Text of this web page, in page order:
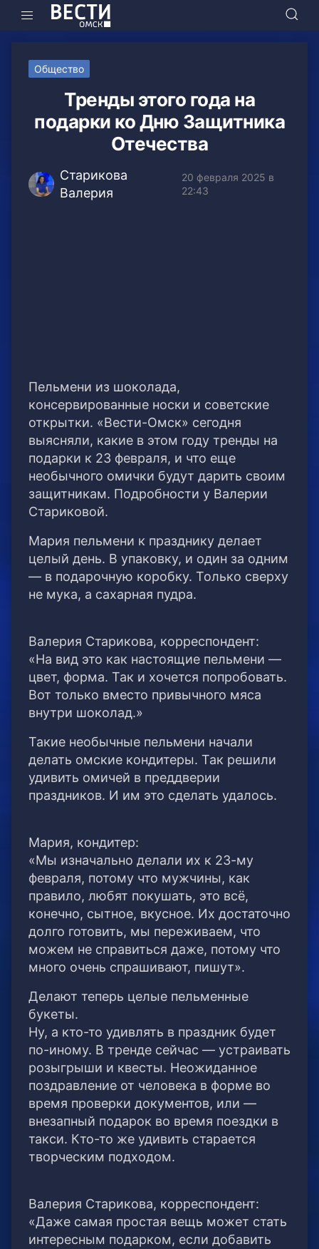
Общество
Тренды этого года на
подарки ко Дню Защитника
Отечества
Старикова
Валерия
20 февраля 2025 в
22:43
Пельмени из шоколада,
консервированные носки и советские
открытки. «Вести-Омск» сегодня
выясняли, какие в этом году тренды на
подарки к 23 февраля, и что еще
необычного омички будут дарить своим
защитникам. Подробности у Валерии
Стариковой.
Мария пельмени к празднику делает
целый день. В упаковку, и один за одним
— в подарочную коробку. Только сверху
не мука, а сахарная пудра.
Валерия Старикова, корреспондент:
«На вид это как настоящие пельмени —
цвет, форма. Так и хочется попробовать.
Вот только вместо привычного мяса
внутри шоколад.»
Такие необычные пельмени начали
делать омские кондитеры. Так решили
удивить омичей в преддверии
праздников. И им это сделать удалось.
Мария, кондитер:
«Мы изначально делали их к 23-му
февраля, потому что мужчины, как
правило, любят покушать, это всё,
конечно, сытное, вкусное. Их достаточно
долго готовить, мы переживаем, что
можем не справиться даже, потому что
много очень спрашивают, пишут».
Делают теперь целые пельменные
букеты.
Ну, а кто-то удивлять в праздник будет
по-иному. В тренде сейчас — устраивать
розыгрыши и квесты. Неожиданное
поздравление от человека в форме во
время проверки документов, или —
внезапный подарок во время поездки в
такси. Кто-то же удивить старается
творческим подходом.
Валерия Старикова, корреспондент:
«Даже самая простая вещь может стать
интересным подарком, если добавить